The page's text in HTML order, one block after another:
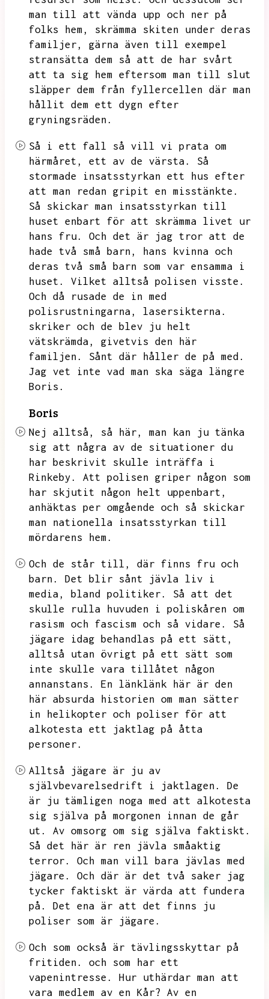
man till att vända upp och ner på
folks hem,
skrämma skiten under deras
familjer,
gärna även till exempel
stransätta dem så att de har svårt
att ta sig hem eftersom man till slut
släpper dem från fyllercellen där man
hållit dem ett dygn efter
gryningsräden.
Så i ett fall så vill vi prata om
härmåret,
ett av de värsta.
Så
stormade insatsstyrkan ett hus efter
att man redan gripit en misstänkte.
Så skickar man insatsstyrkan till
huset enbart för att skrämma livet ur
hans fru.
Och det är jag tror att de
hade två små barn,
hans kvinna och
deras två små barn som var ensamma i
huset.
Vilket alltså polisen visste.
Och då rusade de in med
polisrustningarna,
lasersikterna.
skriker och de blev ju helt
vätskrämda,
givetvis den här
familjen.
Sånt där håller de på med.
Jag vet inte vad man ska säga längre
Boris.
Boris
Nej alltså, så här,
man kan ju tänka
sig att några av de situationer du
har beskrivit skulle inträffa i
Rinkeby.
Att polisen griper någon som
har skjutit någon helt uppenbart,
anhäktas per omgående och så skickar
man nationella insatsstyrkan till
mördarens hem.
Och de står till,
där finns fru och
barn.
Det blir sånt jävla liv i
media,
bland politiker.
Så att det
skulle rulla huvuden i poliskåren om
rasism och fascism och så vidare.
Så
jägare idag behandlas på ett sätt,
alltså utan övrigt på ett sätt som
inte skulle vara tillåtet någon
annanstans.
En länklänk här är den
här absurda historien om man sätter
in helikopter och poliser för att
alkotesta ett jaktlag på åtta
personer.
Alltså jägare är ju av
självbevarelsedrift i jaktlagen.
De
är ju tämligen noga med att alkotesta
sig själva på morgonen innan de går
ut.
Av omsorg om sig själva faktiskt.
Så det här är ren jävla småaktig
terror.
Och man vill bara jävlas med
jägare.
Och där är det två saker jag
tycker faktiskt är värda att fundera
på.
Det ena är att det finns ju
poliser som är jägare.
Och som också är tävlingsskyttar på
fritiden.
och som har ett
vapenintresse.
Hur uthärdar man att
vara medlem av en Kår? Av en